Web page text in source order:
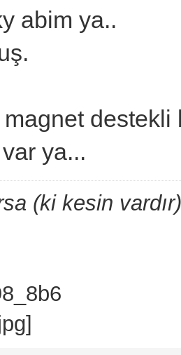
abim ya..
ya...
(ki kesin